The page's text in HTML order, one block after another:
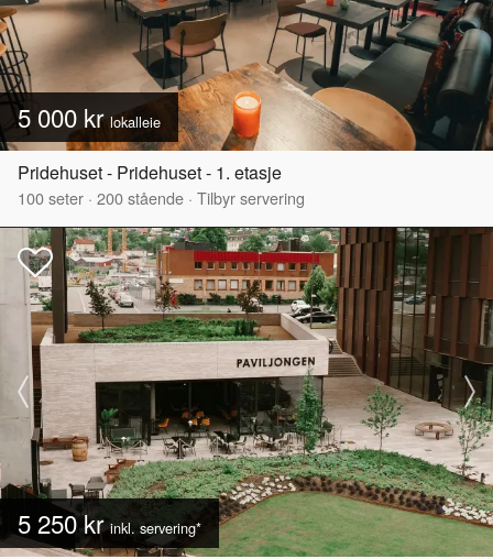
5 000 krlokalleie
Pridehuset - Pridehuset - 1. etasje
100seter · 200stående · Tilbyr servering
5 250 krinkl. servering*